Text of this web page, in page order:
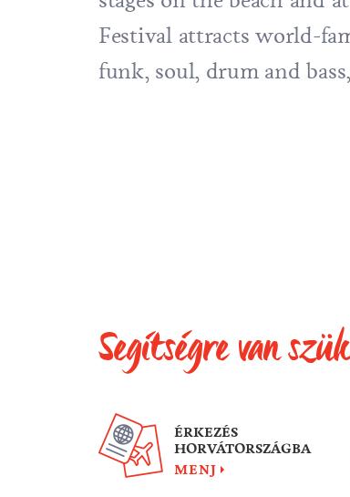
Festival attracts world-
funk, soul, drum and
Segítségre van
ÉRKEZÉS
HORVÁTORSZÁGBA
MENJ